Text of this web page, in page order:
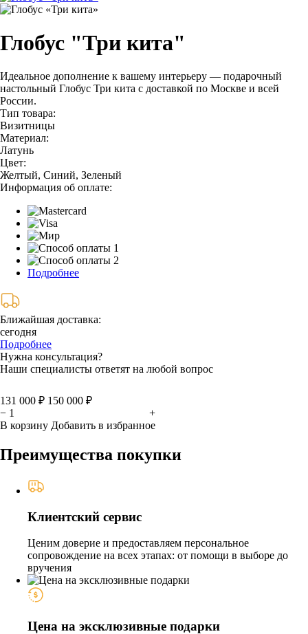
Глобус "Три кита"
Идеальное дополнение к вашему интерьеру — подарочный
настольный Глобус Три кита с доставкой по Москве и всей
России.
Тип товара:
Визитницы
Материал:
Латунь
Цвет:
Желтый, Синий, Зеленый
Информация об оплате:
Подробнее
Ближайшая доставка:
сегодня
Подробнее
Нужна консультация?
Наши специалисты ответят на любой вопрос
131 000 ₽ 150 000 ₽
−
+
В корзину Добавить в избранное
Преимущества покупки
Клиентский сервис
Ценим доверие и предоставляем персональное
сопровождение на всех этапах: от помощи в выборе до
вручения
Цена на эксклюзивные подарки